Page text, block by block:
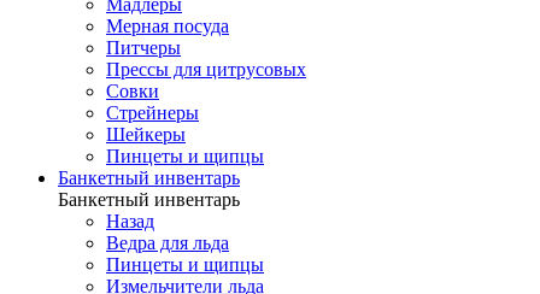
Мерная посуда
Питчеры
Прессы для цитрусовых
Совки
Стрейнеры
Шейкеры
Пинцеты и щипцы
Банкетный инвентарь
Банкетный инвентарь
Назад
Ведра для льда
Пинцеты и щипцы
Измельчители льда